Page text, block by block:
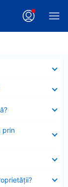
prin